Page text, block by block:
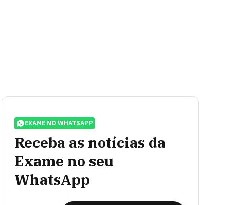
EXAME NO WHATSAPP
Receba as notícias da
Exame no seu
WhatsApp